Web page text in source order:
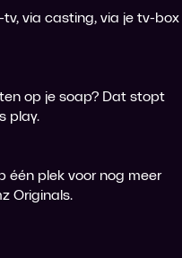
via casting, via je tv-box
op je soap? Dat stopt
play.
één plek voor nog meer
Originals.